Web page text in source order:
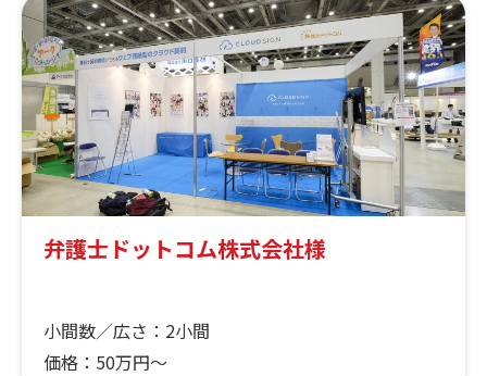
弁護士ドットコム株式会社様
小間数／広さ： 2小間
価格： 50万円～